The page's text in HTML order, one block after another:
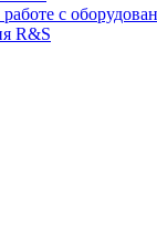
с
R&S